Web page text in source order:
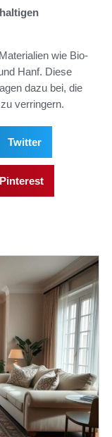
wie Bio-
Hanf. Diese
dazu bei, die
verringern.
Twitter
Pinterest